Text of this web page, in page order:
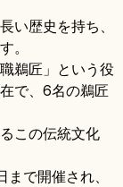
い歴史を持ち、
。
鵜匠」という役
で、6名の鵜匠
この伝統文化
で開催され、